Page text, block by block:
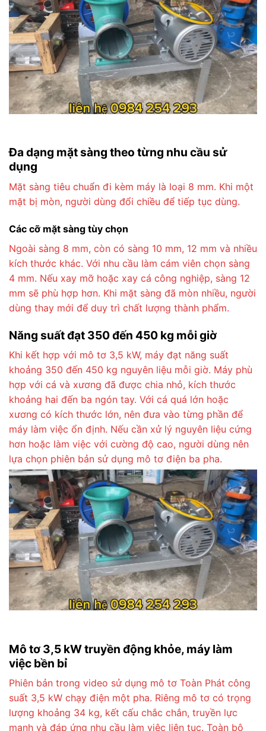
Đa dạng mặt sàng theo từng nhu cầu sử
dụng
Mặt sàng tiêu chuẩn đi kèm máy là loại 8 mm. Khi một
mặt bị mòn, người dùng đổi chiều để tiếp tục dùng.
Các cỡ mặt sàng tùy chọn
Ngoài sàng 8 mm, còn có sàng 10 mm, 12 mm và nhiều
kích thước khác. Với nhu cầu làm cám viên chọn sàng
4 mm. Nếu xay mỡ hoặc xay cá công nghiệp, sàng 12
mm sẽ phù hợp hơn. Khi mặt sàng đã mòn nhiều, người
dùng thay mới để duy trì chất lượng thành phẩm.
Năng suất đạt 350 đến 450 kg mỗi giờ
Khi kết hợp với mô tơ 3,5 kW, máy đạt năng suất
khoảng 350 đến 450 kg nguyên liệu mỗi giờ. Máy phù
hợp với cá và xương đã được chia nhỏ, kích thước
khoảng hai đến ba ngón tay. Với cá quá lớn hoặc
xương có kích thước lớn, nên đưa vào từng phần để
máy làm việc ổn định. Nếu cần xử lý nguyên liệu cứng
hơn hoặc làm việc với cường độ cao, người dùng nên
lựa chọn phiên bản sử dụng mô tơ điện ba pha.
Mô tơ 3,5 kW truyền động khỏe, máy làm
việc bền bỉ
Phiên bản trong video sử dụng mô tơ Toàn Phát công
suất 3,5 kW chạy điện một pha. Riêng mô tơ có trọng
lượng khoảng 34 kg, kết cấu chắc chắn, truyền lực
mạnh và đáp ứng nhu cầu làm việc liên tục. Toàn bộ